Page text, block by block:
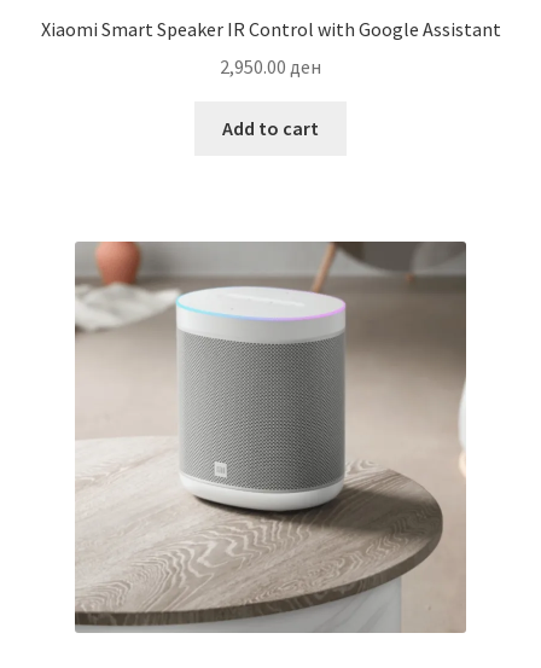
Xiaomi Smart Speaker IR Control with Google Assistant
2,950.00 ден
Add to cart